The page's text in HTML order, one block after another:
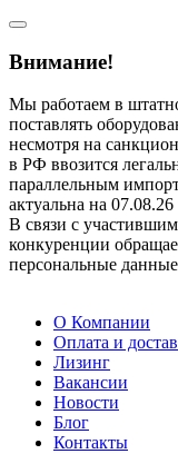
Внимание!
Мы работаем в
поставлять
несмотря на
в РФ ввозится
параллельным
актуальна на 07.08.26
В связи с
конкуренции
персональные
О Компании
Оплата и
Лизинг
Вакансии
Новости
Блог
Контакты